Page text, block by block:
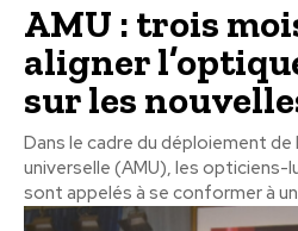
AMU : trois
aligner
sur les
Dans le cadre du déploiement de
universelle (AMU), les
sont appelés à se conformer à